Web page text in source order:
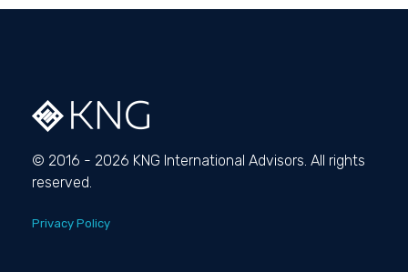
© 2016 - 2026 KNG International Advisors. All rights
reserved.
Privacy Policy